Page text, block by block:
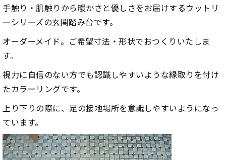
手触り・肌触りから暖かさと優しさをお届けするウットリ
ーシリーズの玄関踏み台です。
オーダーメイド。ご希望寸法・形状でおつくりいたしま
す。
視力に自信のない方でも認識しやすいような縁取りを付け
たカラーリングです。
上り下りの際に、足の接地場所を意識しやすいようになっ
ています。